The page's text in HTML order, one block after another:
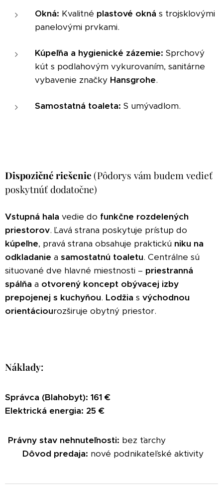
Okná: Kvalitné plastové okná s trojsklovými
panelovými prvkami.
Kúpeľňa a hygienické zázemie: Sprchový
kút s podlahovým vykurovaním, sanitárne
vybavenie značky Hansgrohe.
Samostatná toaleta: S umývadlom.
Dispozičné riešenie(Pôdorys vám budem vedieť
poskytnúť dodatočne)
Vstupná hala vedie do funkčne rozdelených
priestorov. Ľavá strana poskytuje prístup do
kúpeľne, pravá strana obsahuje praktickú niku na
odkladanie a samostatnú toaletu. Centrálne sú
situované dve hlavné miestnosti – priestranná
spálňa a otvorený koncept obývacej izby
prepojenej s kuchyňou. Lodžia s východnou
orientáciourozširuje obytný priestor.
Náklady:
Správca (Blahobyt): 161 €
Elektrická energia: 25 €
Právny stav nehnuteľnosti: bez ťarchy
Dôvod predaja: nové podnikateľské aktivity